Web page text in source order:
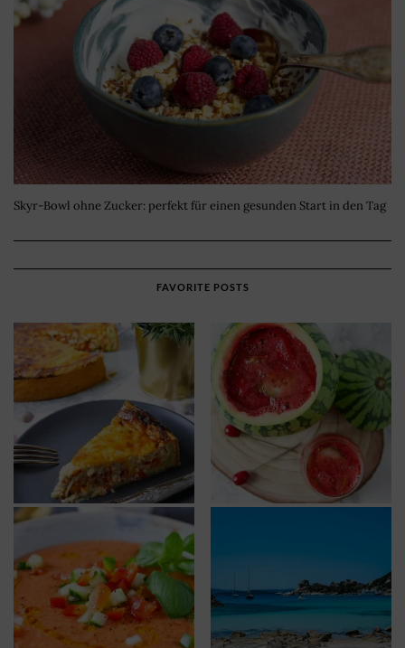
Skyr-Bowl ohne Zucker: perfekt für einen gesunden Start in den Tag
FAVORITE POSTS